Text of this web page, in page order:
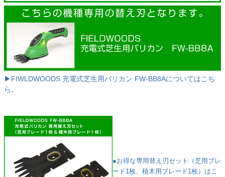
▶FIWLDWOODS 充電式芝生用バリカン FW-BB8Aについてはこち
ら。
●お得な専用替え刃セット（芝用ブレ
ード1枚、植木用ブレード1枚）はこ